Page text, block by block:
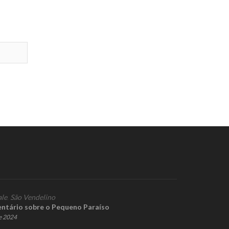
, São Vendelino
sobre o Pequeno Paraíso
2024